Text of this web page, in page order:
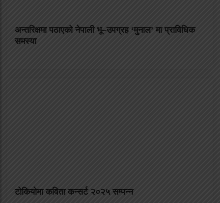
अन्तरिक्षमा पठाएको नेपाली भू–उपग्रह ‘मुनाल’ मा प्राविधिक
समस्या
टोकियोमा कविता कन्सर्ट २०२५ सम्पन्न